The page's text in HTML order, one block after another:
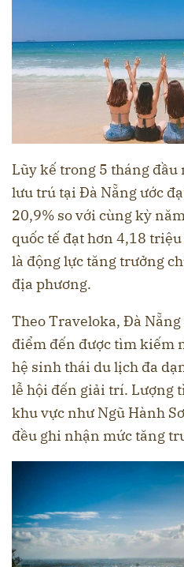
Lũy kế trong 5 tháng
lưu trú tại Đà Nẵng ước
20,9% so với cùng kỳ
quốc tế đạt hơn 4,18
là động lực tăng trưởng
địa phương.
Theo Traveloka, Đà
điểm đến được tìm kiếm
hệ sinh thái du lịch đa
lễ hội đến giải trí. Lượng
khu vực như Ngũ Hành
đều ghi nhận mức tăng